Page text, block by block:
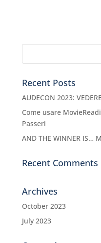
Recent Posts
AUDECON 2023:
Come usare
Passeri
AND THE WINNER IS…
Recent Comments
Archives
October 2023
July 2023